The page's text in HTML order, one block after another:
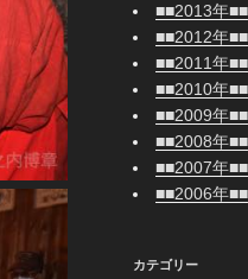
■■2013年■■
■■2012年■■
■■2011年■■
■■2010年■■
■■2009年■■
■■2008年■■
■■2007年■■
■■2006年■■
カテゴリー